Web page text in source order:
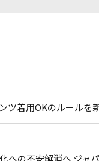
ツ着用OKのルール
への不安解消へ ジ